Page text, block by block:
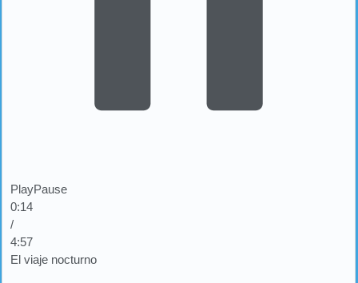
PlayPause
0:15
/
4:57
El viaje nocturno